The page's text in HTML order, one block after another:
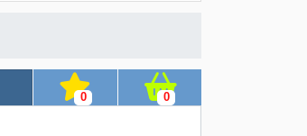
0 0